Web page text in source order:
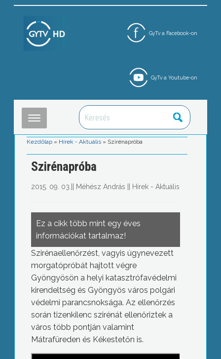
GyTv a Facebook-on
GyTv a Youtube-on
Kezdőlap » Hírek - Aktuális » Szirénapróba
Szirénapróba
2015. 09. 03. Méhész András Hírek - Aktuális
Ez a cikk több mint egy éves
információkat tartalmaz!
Szirénaellenőrzést, vagyis úgynevezett
morgatópróbát hajtott végre
Gyöngyösön a helyi katasztrófavédelmi
kirendeltség és Gyöngyös város polgári
védelmi parancsnoksága. Az ellenőrzés
során tizenkilenc szirénát ellenőriztek a
város több pontján valamint
Mátrafüreden és Kékestetőn is.